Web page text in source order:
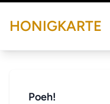
HONIGKARTE
Poeh!